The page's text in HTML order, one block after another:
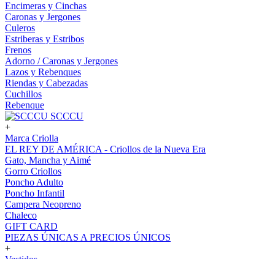
Encimeras y Cinchas
Caronas y Jergones
Culeros
Estriberas y Estribos
Frenos
Adorno / Caronas y Jergones
Lazos y Rebenques
Riendas y Cabezadas
Cuchillos
Rebenque
SCCCU
+
Marca Criolla
EL REY DE AMÉRICA - Criollos de la Nueva Era
Gato, Mancha y Aimé
Gorro Criollos
Poncho Adulto
Poncho Infantil
Campera Neopreno
Chaleco
GIFT CARD
PIEZAS ÚNICAS A PRECIOS ÚNICOS
+